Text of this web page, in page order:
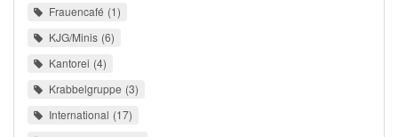
Frauencafé 1
KJG/Minis 6
Kantorei 4
Krabbelgruppe 3
International 17